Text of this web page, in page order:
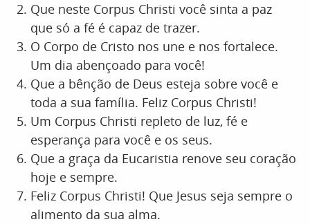
Que neste Corpus Christi você sinta a paz
que só a fé é capaz de trazer.
O Corpo de Cristo nos une e nos fortalece.
Um dia abençoado para você!
Que a bênção de Deus esteja sobre você e
toda a sua família. Feliz Corpus Christi!
Um Corpus Christi repleto de luz, fé e
esperança para você e os seus.
Que a graça da Eucaristia renove seu coração
hoje e sempre.
Feliz Corpus Christi! Que Jesus seja sempre o
alimento da sua alma.